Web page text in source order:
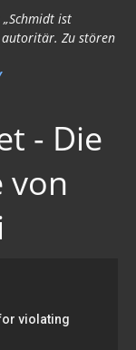
ist
Zu stören
- Die
von